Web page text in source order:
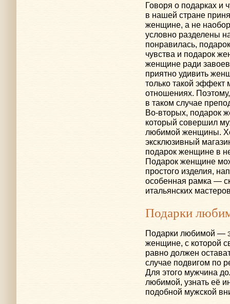
Говоря о подарках и
в нашей стране
женщине, а не
условно разделены
понравилась,
чувства и подарок
женщине ради
приятно удивить
только такой эффект
отношениях.
в таком случае
Во-вторых, подарок
который совершил
любимой женщины.
эксклюзивный
подарок женщине в
Подарок женщине
простого изделия,
особенная рамка —
итальянских
Подарки
Подарки любимой —
женщине, с которой
равно должен
случае подвигом по
Для этого мужчина
любимой, узнать её
подобной мужской